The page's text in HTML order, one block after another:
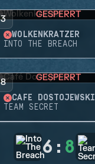
3 GESPERRT
WOLKENKRATZER
INTO THE BREACH
8 GESPERRT
CAFÉ DOSTOJEWSKI
TEAM SECRET
6 : 8